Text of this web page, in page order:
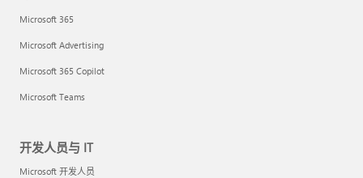
Microsoft 365
Microsoft Advertising
Microsoft 365 Copilot
Microsoft Teams
开发人员与 IT
Microsoft 开发人员